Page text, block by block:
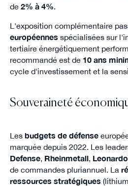
de 2% à 4%.
L'exposition complémentaire
européennes spécialisées sur
tertiaire énergétiquement
recommandé est de 10 ans
cycle d'investissement et la
Souveraineté
Les budgets de défense
marquée depuis 2022. Les
Defense, Rheinmetall, Leonardo
de commandes pluriannuel. La
ressources stratégiques